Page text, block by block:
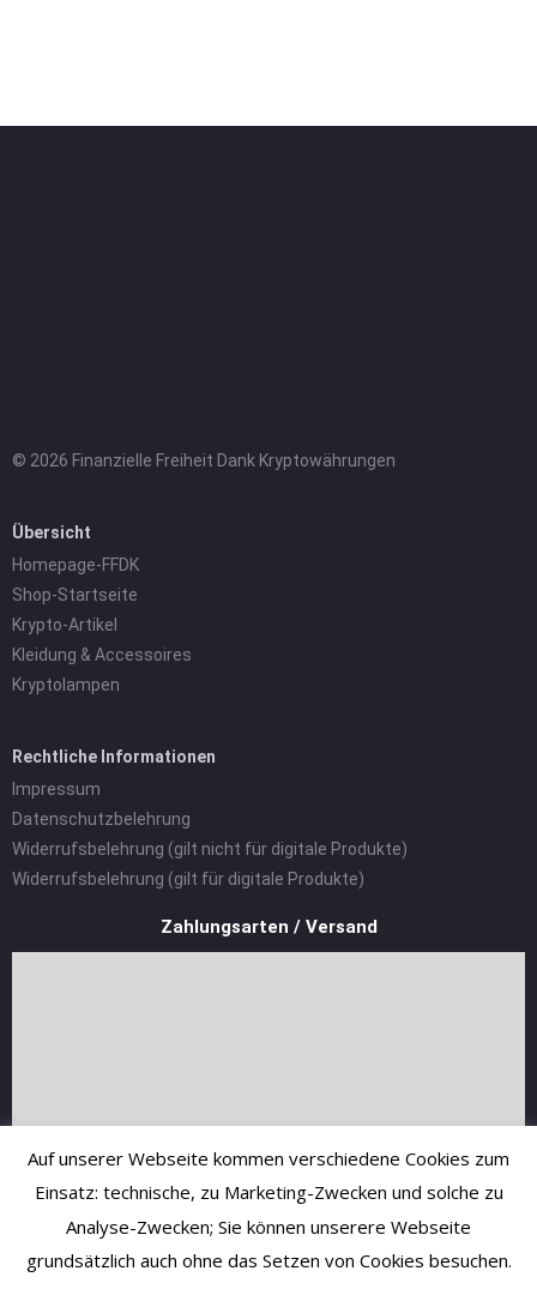
© 2026 Finanzielle Freiheit Dank Kryptowährungen
Übersicht
Homepage-FFDK
Shop-Startseite
Krypto-Artikel
Kleidung & Accessoires
Kryptolampen
Rechtliche Informationen
Impressum
Datenschutzbelehrung
Widerrufsbelehrung (gilt nicht für digitale Produkte)
Widerrufsbelehrung (gilt für digitale Produkte)
Zahlungsarten / Versand
Auf unserer Webseite kommen verschiedene Cookies zum
Einsatz: technische, zu Marketing-Zwecken und solche zu
Analyse-Zwecken; Sie können unserere Webseite
grundsätzlich auch ohne das Setzen von Cookies besuchen.